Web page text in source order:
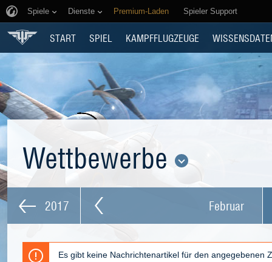
Spiele Dienste Premium-Laden Spieler Support
START SPIEL KAMPFFLUGZEUGE
Wettbewerbe
2017 Februar
Es gibt keine Nachrichtenartikel für den angegebenen